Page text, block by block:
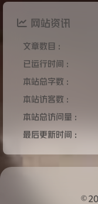
网站资讯
文章数目 :
已运行时间 :
本站总字数 :
本站访客数 :
本站总访问量 :
最后更新时间 :